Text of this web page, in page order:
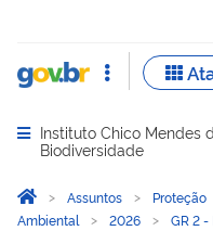
Abrir menu principal
Instituto Chico Mendes
Biodiversidade
Você está aqui:
Página Inicial
Assuntos Proteção
Ambiental
2026 GR 2